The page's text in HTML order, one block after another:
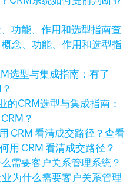
查
念、功能、作用和选型指
的CRM选型与集成指南：
？
查看
用 CRM 看清成交路径？
为什么需要客户关系管理